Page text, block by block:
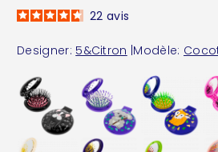
Designer: 5&Citron Modèle:
22 avis